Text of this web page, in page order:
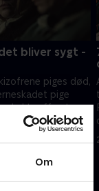
Om
bliver sygt -
piges død,
pige
skal træffe et
men i sidste
allerede truffet